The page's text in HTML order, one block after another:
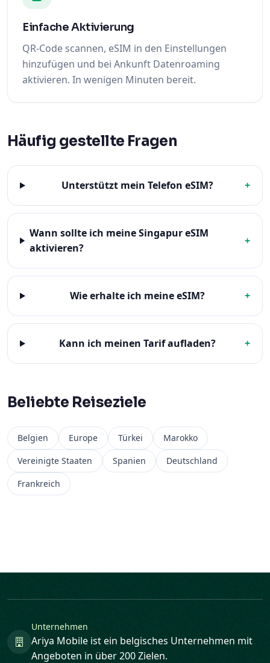
Einfache Aktivierung
QR-Code scannen, eSIM in den Einstellungen
hinzufügen und bei Ankunft Datenroaming
aktivieren. In wenigen Minuten bereit.
Häufig gestellte Fragen
Unterstützt mein Telefon eSIM? +
Wann sollte ich meine Singapur eSIM
aktivieren?
+
Wie erhalte ich meine eSIM? +
Kann ich meinen Tarif aufladen? +
Beliebte Reiseziele
Belgien Europe Türkei
Marokko
Vereinigte Staaten
Spanien
Deutschland
Frankreich
Unternehmen
Ariya Mobile ist ein belgisches Unternehmen mit
Angeboten in über 200 Zielen.